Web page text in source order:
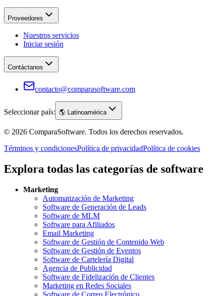
Proveedores
Nuestros servicios
Iniciar sesión
Contáctanos
contacto@comparasoftware.com
Seleccionar país: 🌎 Latinoamérica
© 2026 ComparaSoftware. Todos los derechos reservados.
Términos y condicionesPolítica de privacidadPolítica de cookies
Explora todas las categorías de software
Marketing
Automatización de Marketing
Software de Generación de Leads
Software de MLM
Software para Afiliados
Email Marketing
Software de Gestión de Contenido Web
Software de Gestión de Eventos
Software de Cartelería Digital
Agencia de Publicidad
Software de Fidelización de Clientes
Marketing en Redes Sociales
Software de Correo Electrónico